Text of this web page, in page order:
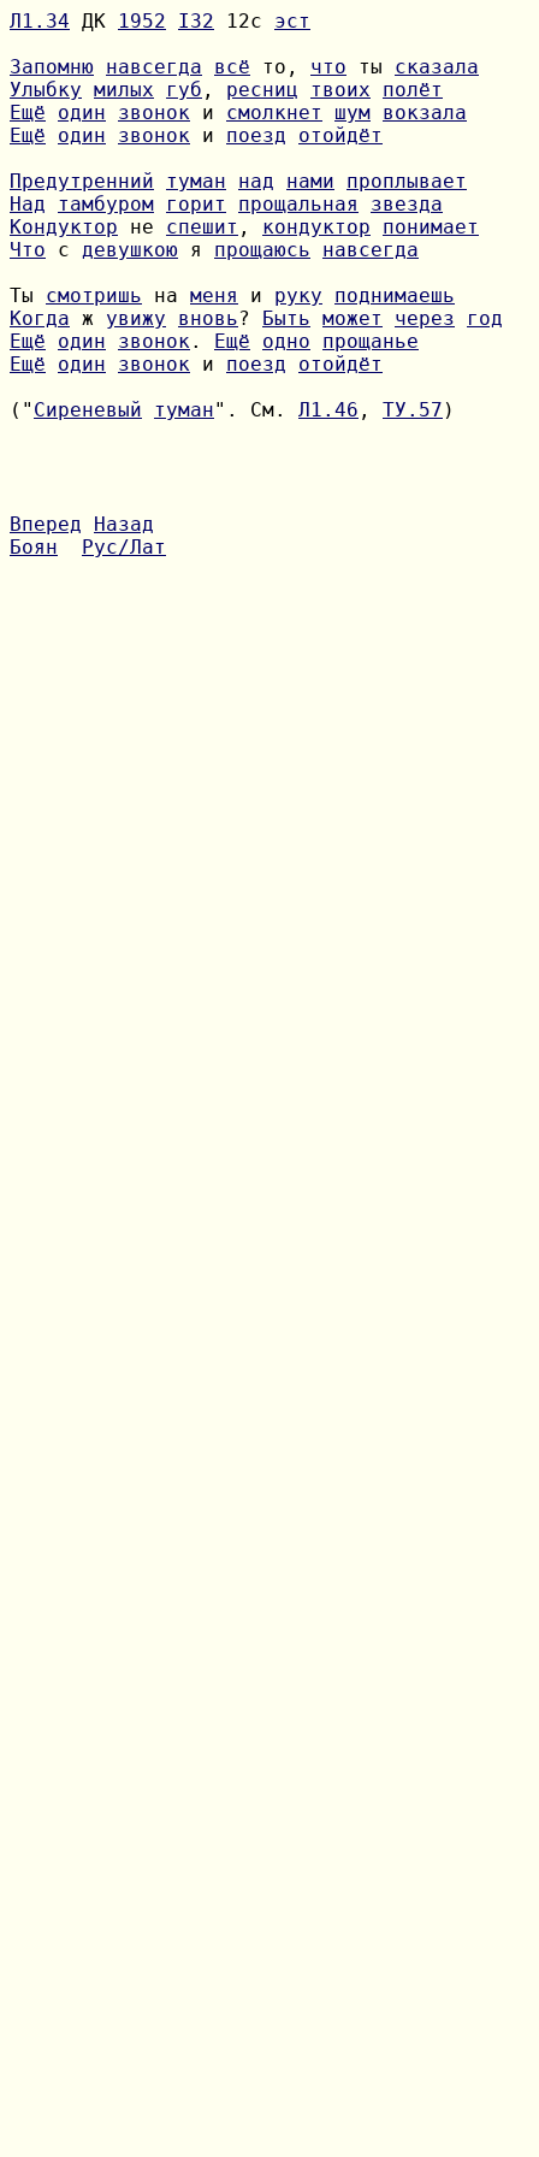
Л1.34 ДК 1952 I32 12с эст
Запомню навсегда всё то, что ты сказала
Улыбку милых губ , ресниц твоих
полёт
Ещё
один звонок и смолкнет шум вокзала
Ещё
один звонок и поезд
отойдёт
Предутренний
туман над нами
проплывает
Над
тамбуром горит прощальная
звезда
Кондуктор не спешит , кондуктор
понимает
Что с девушкою я прощаюсь
навсегда
Ты смотришь на меня и руку
поднимаешь
Когда ж увижу вновь? Быть может через
год
Ещё
один звонок. Ещё одно
прощанье
Ещё
один звонок и поезд
отойдёт
(" Сиреневый туман". См. Л1.46 , ТУ.57 )
Вперед
Назад
Боян
Рус/Лат